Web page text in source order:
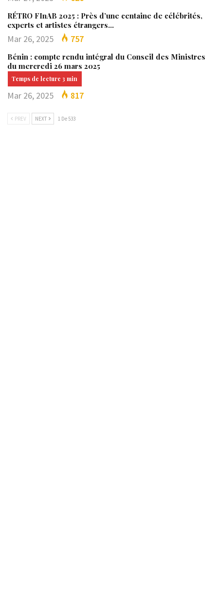
RÉTRO FInAB 2025 : Près d’une centaine de célébrités,
experts et artistes étrangers…
Mar 26, 2025 757
Bénin : compte rendu intégral du Conseil des Ministres
du mercredi 26 mars 2025
Mar 26, 2025 817
PREV NEXT 1 De 533